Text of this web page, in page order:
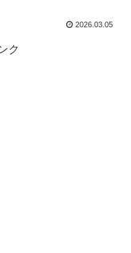
2026.03.05
ク